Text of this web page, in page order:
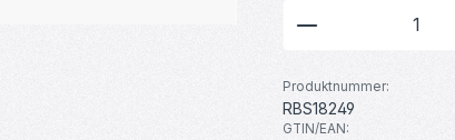
Produkt
Produktnummer:
RBS18249
GTIN/EAN: